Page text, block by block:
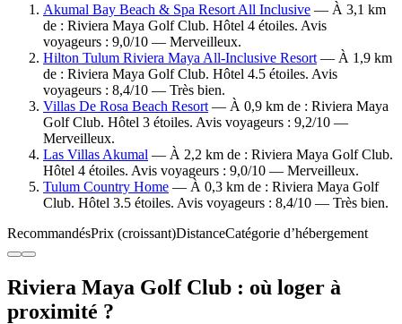
Akumal Bay Beach & Spa Resort All Inclusive — À 3,1 km
de : Riviera Maya Golf Club. Hôtel 4 étoiles. Avis
voyageurs : 9,0/10 — Merveilleux.
Hilton Tulum Riviera Maya All-Inclusive Resort — À 1,9 km
de : Riviera Maya Golf Club. Hôtel 4.5 étoiles. Avis
voyageurs : 8,4/10 — Très bien.
Villas De Rosa Beach Resort — À 0,9 km de : Riviera Maya
Golf Club. Hôtel 3 étoiles. Avis voyageurs : 9,2/10 —
Merveilleux.
Las Villas Akumal — À 2,2 km de : Riviera Maya Golf Club.
Hôtel 4 étoiles. Avis voyageurs : 9,0/10 — Merveilleux.
Tulum Country Home — À 0,3 km de : Riviera Maya Golf
Club. Hôtel 3.5 étoiles. Avis voyageurs : 8,4/10 — Très bien.
RecommandésPrix (croissant)DistanceCatégorie d’hébergement
Riviera Maya Golf Club : où loger à
proximité ?